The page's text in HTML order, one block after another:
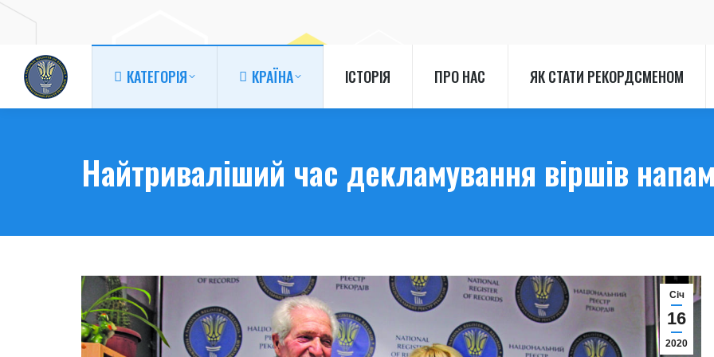
КАТЕГОРІЯ КРАЇНА ІСТОРІЯ ПРО НАС ЯК СТАТИ РЕКОРДСМЕНОМ
Найтриваліший час декламування віршів
Cіч
16
2020